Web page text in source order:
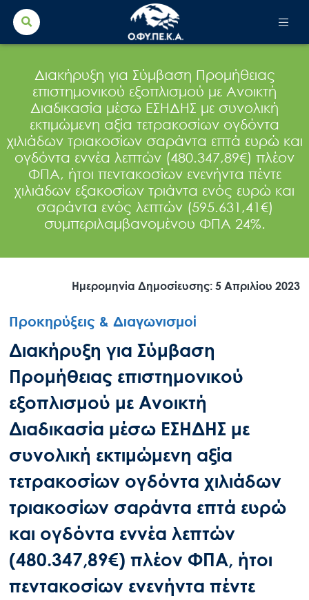
Search
for:
Διακήρυξη για Σύμβαση Προμήθειας
επιστημονικού εξοπλισμού με Ανοικτή
Διαδικασία μέσω ΕΣΗΔΗΣ με συνολική
εκτιμώμενη αξία τετρακοσίων ογδόντα
χιλιάδων τριακοσίων σαράντα επτά ευρώ και
ογδόντα εννέα λεπτών (480.347,89€) πλέον
ΦΠΑ, ήτοι πεντακοσίων ενενήντα πέντε
χιλιάδων εξακοσίων τριάντα ενός ευρώ και
σαράντα ενός λεπτών (595.631,41€)
συμπεριλαμβανομένου ΦΠΑ 24%.
Ημερομηνία Δημοσίευσης: 5 Απριλίου 2023
Προκηρύξεις & Διαγωνισμοί
Διακήρυξη για Σύμβαση
Προμήθειας επιστημονικού
εξοπλισμού με Ανοικτή
Διαδικασία μέσω ΕΣΗΔΗΣ με
συνολική εκτιμώμενη αξία
τετρακοσίων ογδόντα χιλιάδων
τριακοσίων σαράντα επτά ευρώ
και ογδόντα εννέα λεπτών
(480.347,89€) πλέον ΦΠΑ, ήτοι
πεντακοσίων ενενήντα πέντε